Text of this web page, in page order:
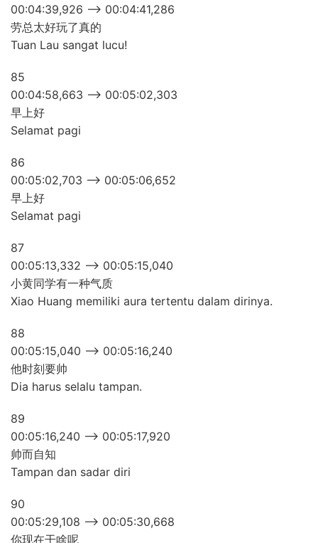
00:04:39,926 –> 00:04:41,286
劳总太好玩了真的
Tuan Lau sangat lucu!
85
00:04:58,663 –> 00:05:02,303
早上好
Selamat pagi
86
00:05:02,703 –> 00:05:06,652
早上好
Selamat pagi
87
00:05:13,332 –> 00:05:15,040
小黄同学有一种气质
Xiao Huang memiliki aura tertentu dalam dirinya.
88
00:05:15,040 –> 00:05:16,240
他时刻要帅
Dia harus selalu tampan.
89
00:05:16,240 –> 00:05:17,920
帅而自知
Tampan dan sadar diri
90
00:05:29,108 –> 00:05:30,668
你现在干啥呢